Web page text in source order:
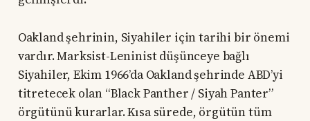
Oakland şehrinin, Siyahiler için tarihi bir önemi
vardır. Marksist-Leninist düşünceye bağlı
Siyahiler, Ekim 1966’da Oakland şehrinde ABD’yi
titretecek olan “Black Panther / Siyah Panter”
örgütünü kurarlar. Kısa sürede, örgütün tüm